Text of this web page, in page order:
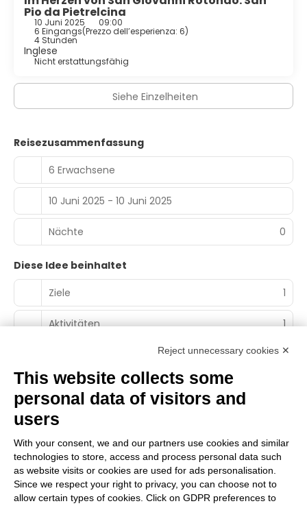
Pio da Pietrelcina
10 Juni 2025 09:00
6 Eingangs(Prezzo dell’esperienza: 6)
4 Stunden
Inglese
Nicht erstattungsfähig
Siehe Einzelheiten
Reisezusammenfassung
6 Erwachsene
10 Juni 2025 - 10 Juni 2025
Nächte 0
Diese Idee beinhaltet
Ziele
1
Aktivitäten 1
Main Partner
Territorialer Partner
Reject unnecessary cookies ✕
This website collects some
personal data of visitors and
users
With your consent, we and our partners use cookies and similar
technologies to store, access and process personal data such
as website visits or cookies are used for ads personalisation.
Since we respect your right to privacy, you can choose not to
allow certain types of cookies. Click on GDPR preferences to